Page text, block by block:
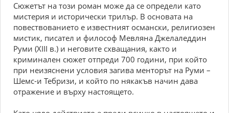
Сюжетът на този роман може да се определи като
мистерия и исторически трилър. В основата на
повествованието е известният османски, религиозен
мистик, писател и философ Мевляна Джелаледдин
Руми (ХІІІ в.) и неговите схващания, както и
криминален сюжет отпреди 700 години, при който
при неизяснени условия загива менторът на Руми –
Шемс-и Тебризи, и който по някакъв начин дава
отражение и върху настоящето.